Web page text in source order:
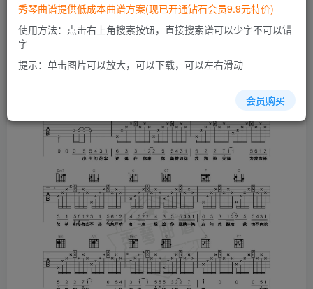
开通会员
秀琴曲谱提供低成本曲谱方案(现已开通钻石会员9.9元特价)
使用方法：点击右上角搜索按钮，直接搜索谱可以少字不可以错
字
提示：单击图片可以放大，可以下载，可以左右滑动
会员购买